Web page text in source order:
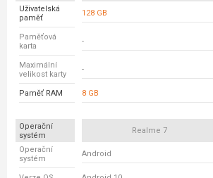
Uživatelská
paměť
128 GB
Paměťová
karta
-
Maximální
velikost karty
-
Paměť RAM 8 GB
Operační
systém
Realme 7
Operační
systém
Android